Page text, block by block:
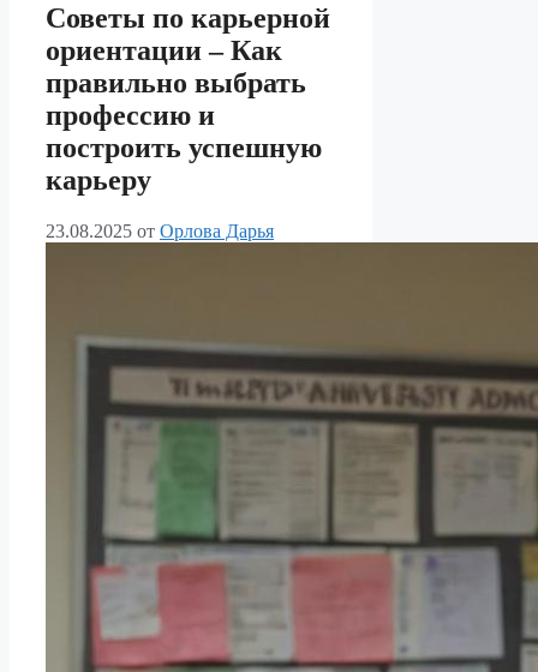
Советы по карьерной
ориентации – Как
правильно выбрать
профессию и
построить успешную
карьеру
23.08.2025 от Орлова Дарья